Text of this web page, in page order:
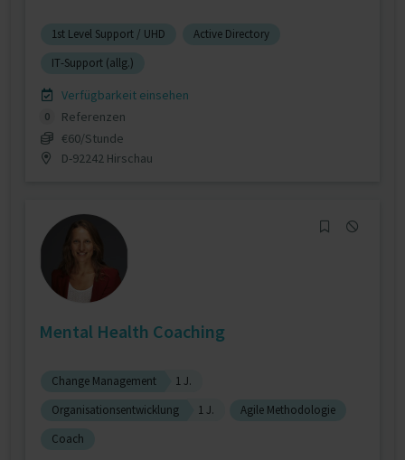
1st Level Support / UHD
Active Directory
IT-Support (allg.)
Verfügbarkeit einsehen
0
Referenzen
€60/Stunde
D-92242 Hirschau
Mental Health Coaching
Change Management
1 J.
Organisationsentwicklung
1 J.
Agile Methodologie
Coach